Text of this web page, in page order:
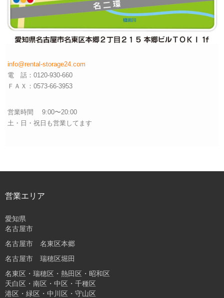
info@rental-storage24.com
電 話：0120-930-660
ＦＡＸ：0573-66-3953
営業時間 9:00〜20:00
土・日・祝日も営業してます
営業エリア
愛知県
名古屋市
名古屋市 名東区本郷
名古屋市 瑞穂区堀田
名東区・瑞穂区・熱田区・昭和区
天白区・南区・中区・千種区
港区・緑区・中川区・守山区